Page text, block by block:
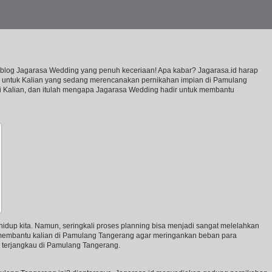
Jagarasa Wedding yang penuh keceriaan! Apa kabar? Jagarasa.id harap
Kalian yang sedang merencanakan pernikahan impian di Pamulang
dan itulah mengapa Jagarasa Wedding hadir untuk membantu
kita. Namun, seringkali proses planning bisa menjadi sangat melelahkan
kalian di Pamulang Tangerang agar meringankan beban para
di Pamulang Tangerang.